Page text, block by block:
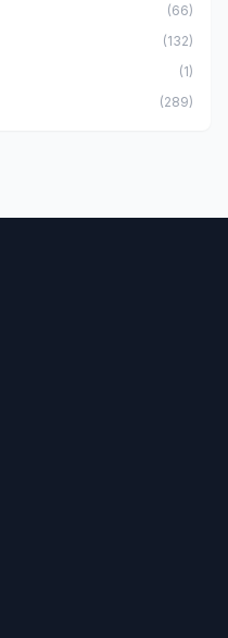
(66)
(132)
(1)
(289)